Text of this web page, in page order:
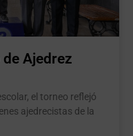
de Ajedrez
el torneo reflejó
ajedrecistas de la